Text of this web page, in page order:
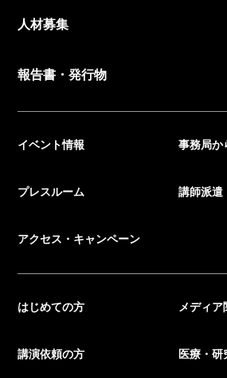
人材募集
報告書・発行物
イベント情報 事務局か
プレスルーム 講師派遣
アクセス・キャンペーン
はじめての方 メディ
講演依頼の方 医療・研